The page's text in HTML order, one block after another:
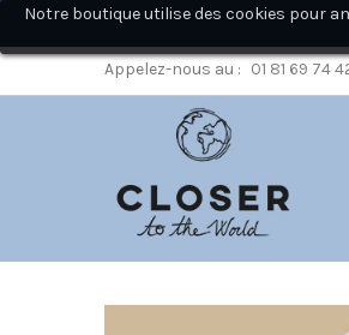
Appelez-nous au : 01 81 69 74
Notre boutique utilise des cookies pour